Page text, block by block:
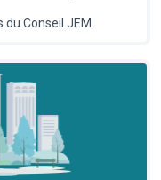
Conseil JEM